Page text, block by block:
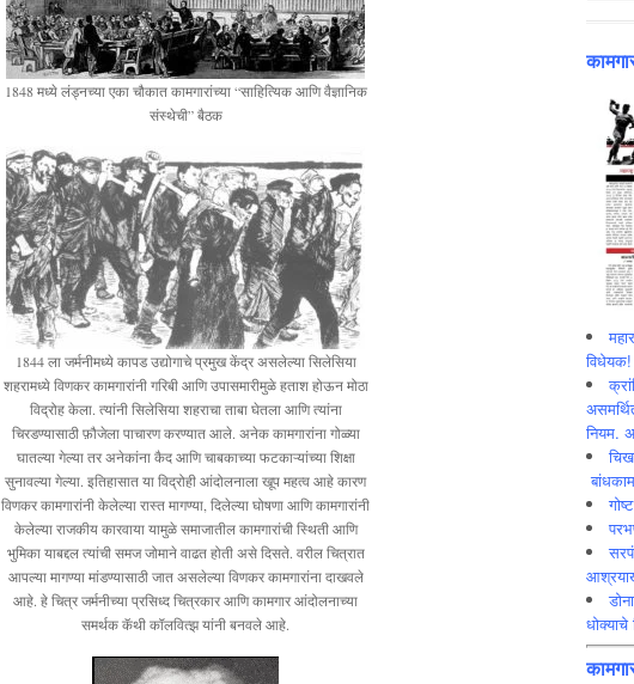
1848 मध्ये लंड्नच्या एका चौकात कामगारांच्या “साहित्यिक आणि वैज्ञानिक
संस्थेची” बैठक
1844 ला जर्मनीमध्ये कापड उद्योगाचे प्रमुख केंद्र असलेल्या सिलेसिया
शहरामध्ये विणकर कामगारांनी गरिबी आणि उपासमारीमुळे हताश होऊन मोठा
विद्रोह केला. त्यांनी सिलेसिया शहराचा ताबा घेतला आणि त्यांना
चिरडण्यासाठी फ़ौजेला पाचारण करण्यात आले. अनेक कामगारांना गोळ्या
घातल्या गेल्या तर अनेकांना कैद आणि चाबकाच्या फटकाऱ्यांच्या शिक्षा
सुनावल्या गेल्या. इतिहासात या विद्रोही आंदोलनाला खूप महत्व आहे कारण
विणकर कामगारांनी केलेल्या रास्त मागण्या, दिलेल्या घोषणा आणि कामगारांनी
केलेल्या राजकीय कारवाया यामुळे समाजातील कामगारांची स्थिती आणि
भुमिका याबद्दल त्यांची समज जोमाने वाढत होती असे दिसते. वरील चित्रात
आपल्या मागण्या मांडण्यासाठी जात असलेल्या विणकर कामगारांना दाखवले
आहे. हे चित्र जर्मनीच्या प्रसिध्द चित्रकार आणि कामगार आंदोलनाच्या
समर्थक कॅथी कॉलवित्झ यांनी बनवले आहे.
नियम.
धोक्याचे